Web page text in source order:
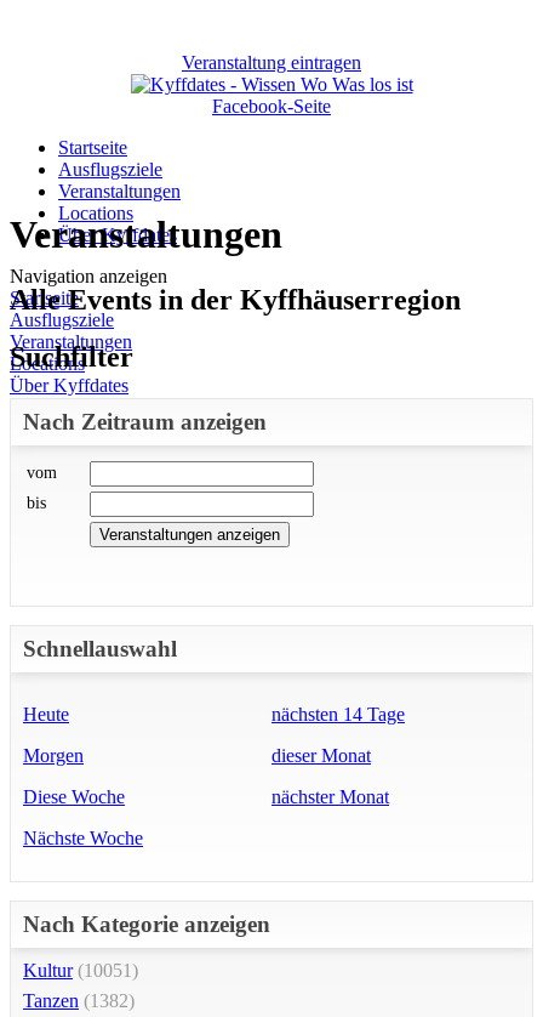
Veranstaltung eintragen
Facebook-Seite
Startseite
Ausflugsziele
Veranstaltungen
Locations
Über Kyffdates
Navigation anzeigen
Startseite
Ausflugsziele
Veranstaltungen
Locations
Über Kyffdates
Veranstaltungen
Alle Events in der Kyffhäuserregion
Suchfilter
Nach Zeitraum anzeigen
vom
bis
Schnellauswahl
Heute
Morgen
Diese Woche
Nächste Woche
nächsten 14 Tage
dieser Monat
nächster Monat
Nach Kategorie anzeigen
Kultur(10051)
Tanzen (1382)